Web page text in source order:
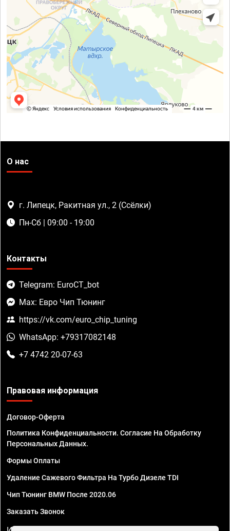
О нас
г. Липецк, Ракитная ул., 2 (Ссёлки)
Пн-Сб | 09:00 - 19:00
Контакты
Telegram: EuroCT_bot
Max: Евро Чип Тюнинг
https://vk.com/euro_chip_tuning
WhatsApp: +79317082148
+7 4742 20-07-63
Правовая информация
Договор-Оферта
Политика Конфиденциальности. Согласие На Обработку
Персональных Данных.
Формы Оплаты
Удаление Сажевого Фильтра На Турбо Дизеле TDI
Чип Тюнинг BMW После 2020.06
Заказать Звонок